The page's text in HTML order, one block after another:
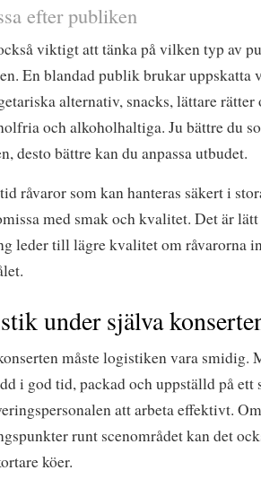
efter publiken
viktigt att tänka på vilken typ av
En blandad publik brukar uppskatta
alternativ, snacks, lättare
och alkoholhaltiga. Ju bättre du
desto bättre kan du anpassa utbudet.
råvaror som kan hanteras säkert i
med smak och kvalitet. Det är
leder till lägre kvalitet om råvarorna
under själva
måste logistiken vara smidig.
i god tid, packad och uppställd på ett
att arbeta effektivt.
runt scenområdet kan det
köer.